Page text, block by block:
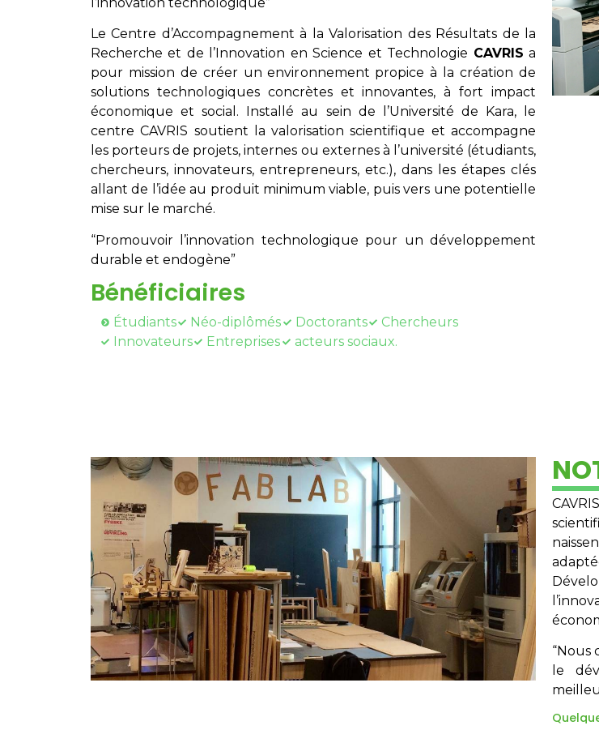
Le Centre d’Accompagnement à la Valorisation des Résultats de la
Recherche et de l’Innovation en Science et Technologie CAVRIS a
pour mission de créer un environnement propice à la création de
solutions technologiques concrètes et innovantes, à fort impact
économique et social. Installé au sein de l’Université de Kara, le
centre CAVRIS soutient la valorisation scientifique et accompagne
les porteurs de projets, internes ou externes à l’université (étudiants,
chercheurs, innovateurs, entrepreneurs, etc.), dans les étapes clés
allant de l’idée au produit minimum viable, puis vers une potentielle
mise sur le marché.
“Promouvoir l’innovation technologique pour un développement
durable et endogène”
Bénéficiaires
Étudiants Néo-diplômés Doctorants
Chercheurs
Innovateurs
Entreprises acteurs sociaux.
“Nous
le